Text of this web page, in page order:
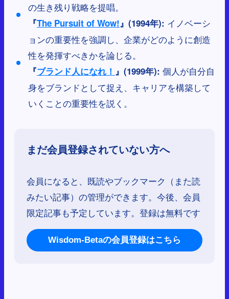
の生き残り戦略を提唱。
『The Pursuit of Wow!』(1994年): イノベーシ
ョンの重要性を強調し、企業がどのように創造
性を発揮すべきかを論じる。
『ブランド人になれ！ 』(1999年): 個人が自分自
身をブランドとして捉え、キャリアを構築して
いくことの重要性を説く。
まだ会員登録されていない方へ
会員になると、既読やブックマーク（また読
みたい記事）の管理ができます。今後、会員
限定記事も予定しています。登録は無料です
Wisdom-Betaの会員登録はこちら